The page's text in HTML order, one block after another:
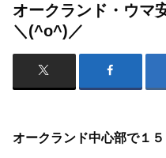
オークランド・ウマ
＼(^o^)／
オークランド中心部で１５